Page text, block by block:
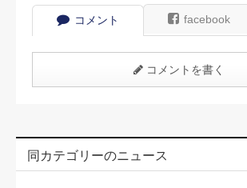
コメント facebook
コメントを書く
同カテゴリーのニュース